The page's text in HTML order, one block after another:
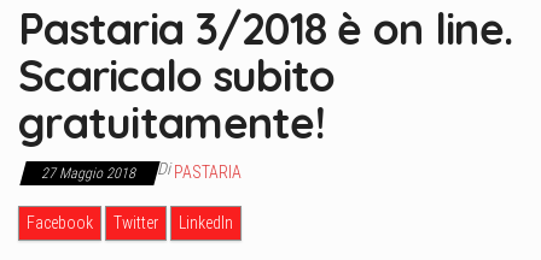
Pastaria 3/2018 è on line.
Scaricalo subito
gratuitamente!
27 Maggio 2018 Di PASTARIA
Facebook Twitter LinkedIn